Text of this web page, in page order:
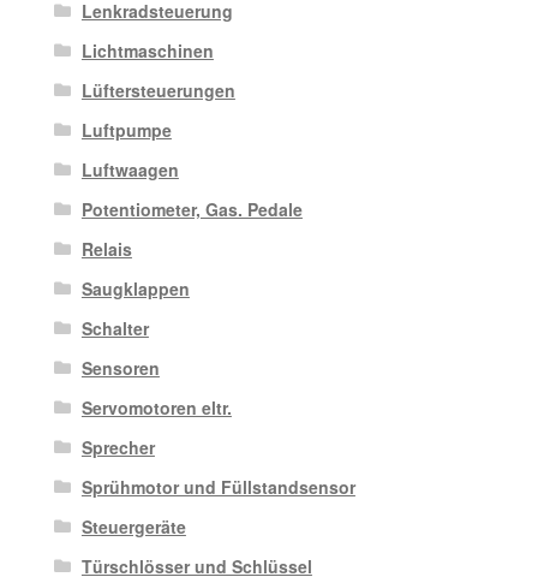
Lenkradsteuerung
Lichtmaschinen
Lüftersteuerungen
Luftpumpe
Luftwaagen
Potentiometer, Gas. Pedale
Relais
Saugklappen
Schalter
Sensoren
Servomotoren eltr.
Sprecher
Sprühmotor und Füllstandsensor
Steuergeräte
Türschlösser und Schlüssel